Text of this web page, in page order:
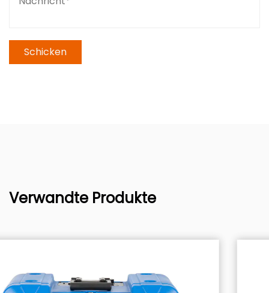
Verwandte Produkte